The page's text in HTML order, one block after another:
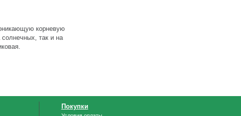
корневую
так и на
Покупки